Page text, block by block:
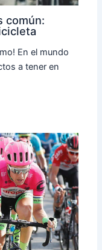
común:
En el mundo
a tener en